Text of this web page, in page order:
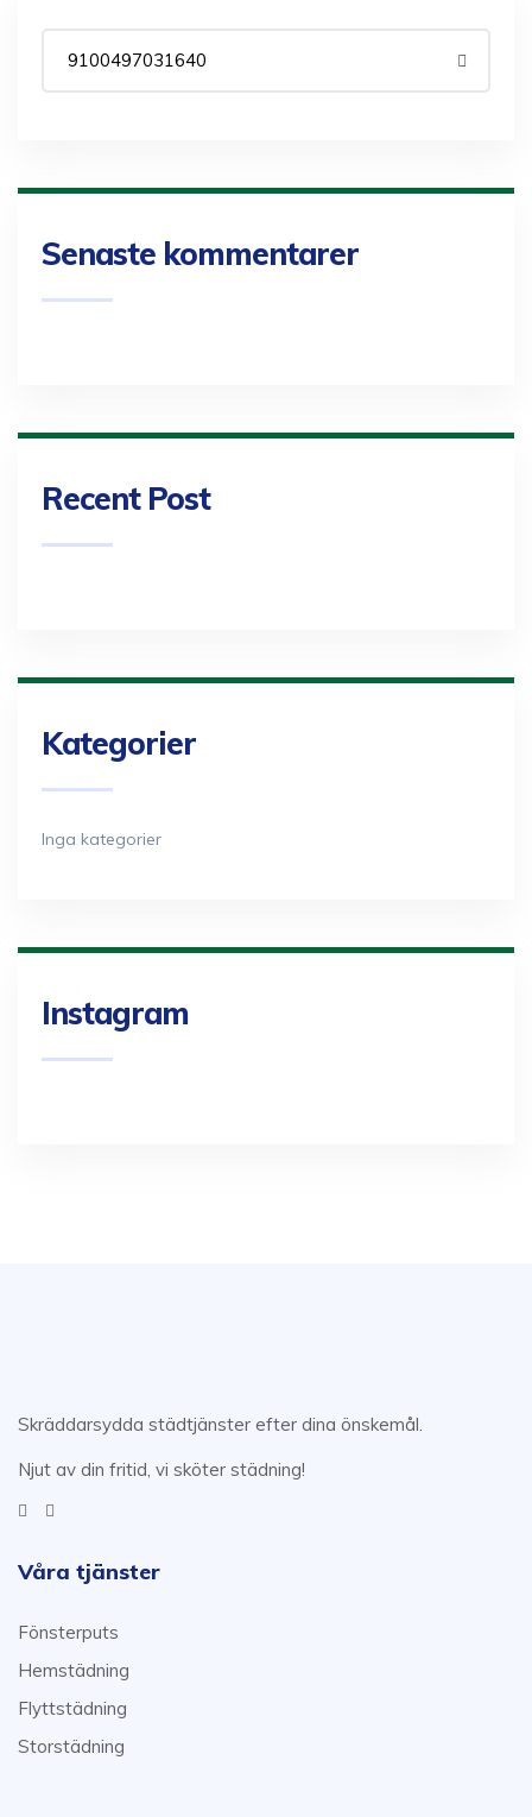
Senaste kommentarer
Recent Post
Kategorier
Inga kategorier
Instagram
Skräddarsydda städtjänster efter dina önskemål.
Njut av din fritid, vi sköter städning!
Våra tjänster
Fönsterputs
Hemstädning
Flyttstädning
Storstädning